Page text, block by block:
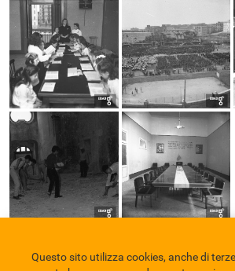
Questo sito utilizza cookies, anche di